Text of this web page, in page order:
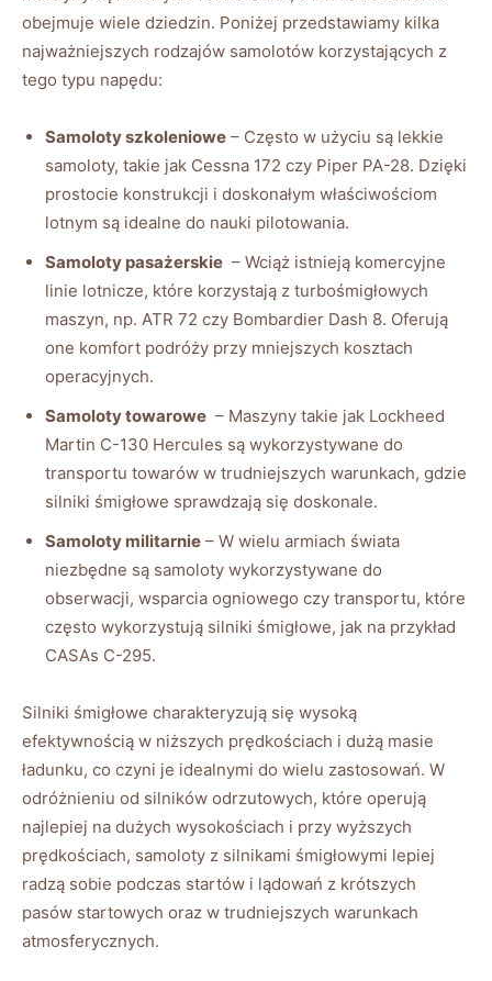
obejmuje wiele dziedzin. Poniżej⁤ przedstawiamy kilka
⁣najważniejszych rodzajów​ samolotów korzystających ‌z
tego⁢ typu napędu:
Samoloty szkoleniowe – Często​ w użyciu są ⁣lekkie
samoloty, takie jak Cessna ‍172 czy Piper⁢ PA-28. ​Dzięki
prostocie konstrukcji i doskonałym właściwościom⁤
lotnym są‌ idealne do ‍nauki ⁢pilotowania.
Samoloty pasażerskie ⁤ – Wciąż⁣ istnieją⁣ komercyjne
linie⁤ lotnicze, ​które korzystają‍ z ‍turbośmigłowych
maszyn, ‍np. ‌ATR 72 ‌czy Bombardier Dash 8. Oferują
one ⁢komfort podróży przy mniejszych‍ kosztach
operacyjnych.
Samoloty towarowe ‌ – Maszyny ‌takie jak Lockheed
Martin C-130‍ Hercules są wykorzystywane do
‌transportu towarów w ‌trudniejszych‍ warunkach, gdzie
silniki śmigłowe sprawdzają się doskonale.
Samoloty militarnie – W wielu armiach świata
niezbędne są ​samoloty wykorzystywane do
obserwacji, wsparcia ogniowego czy transportu, które
często wykorzystują silniki ⁣śmigłowe, jak na⁣ przykład‍
CASAs C-295.
Silniki śmigłowe charakteryzują​ się wysoką
efektywnością ‌w ⁤niższych prędkościach i dużą ⁢masie
ładunku, co czyni je idealnymi do wielu zastosowań. W
odróżnieniu ⁤od silników odrzutowych, które operują
najlepiej na dużych wysokościach i przy⁣ wyższych
prędkościach, samoloty z silnikami śmigłowymi ‍lepiej
⁤radzą sobie⁣ podczas ⁤startów i lądowań z krótszych
pasów startowych oraz w trudniejszych warunkach
atmosferycznych.